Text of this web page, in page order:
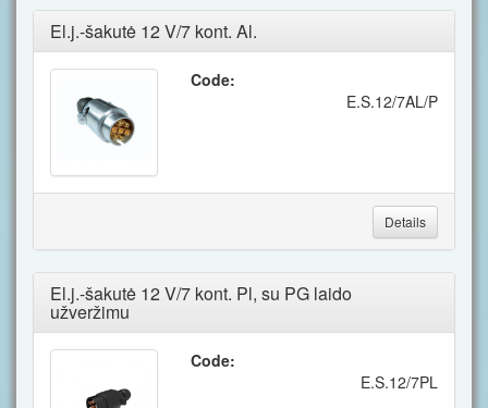
El.j.-šakutė 12 V/7 kont. Al.
Code:
E.S.12/7AL/P
Details
El.j.-šakutė 12 V/7 kont. Pl, su PG laido
užveržimu
Code:
E.S.12/7PL